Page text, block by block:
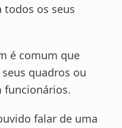
os seus
é comum que
quadros ou
funcionários.
falar de uma